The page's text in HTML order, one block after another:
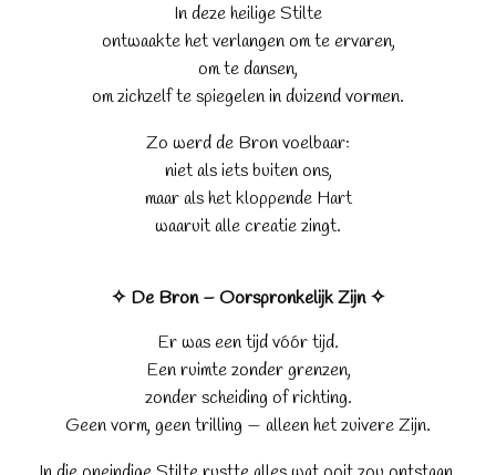
In deze heilige Stilte
ontwaakte het verlangen om te ervaren,
om te dansen,
om zichzelf te spiegelen in duizend vormen.
Zo werd de Bron voelbaar:
niet als iets buiten ons,
maar als het kloppende Hart
waaruit alle creatie zingt.
✧ De Bron – Oorspronkelijk Zijn ✧
Er was een tijd vóór tijd.
Een ruimte zonder grenzen,
zonder scheiding of richting.
Geen vorm, geen trilling — alleen het zuivere Zijn.